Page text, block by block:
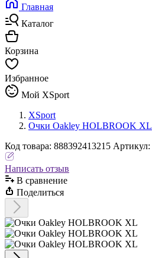
Главная
Каталог
Корзина
Избранное
Мой XSport
XSport
Очки Oakley HOLBROOK XL
Код товара: 888392413215 Артикул:
Написать отзыв
В сравнениe
Поделиться